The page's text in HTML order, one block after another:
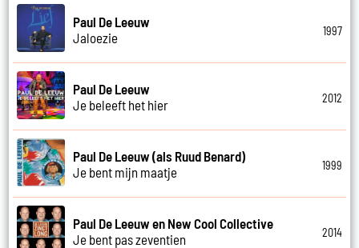
Paul De Leeuw
Jaloezie
1997
Paul De Leeuw
Je beleeft het hier
2012
Paul De Leeuw (als Ruud Benard)
Je bent mijn maatje
1999
Paul De Leeuw en New Cool Collective
Je bent pas zeventien
2014